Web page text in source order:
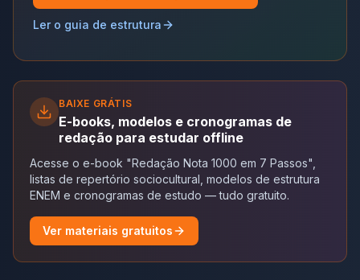
Ler o guia de estrutura
BAIXE GRÁTIS
E-books, modelos e cronogramas de
redação para estudar offline
Acesse o e-book "Redação Nota 1000 em 7 Passos",
listas de repertório sociocultural, modelos de estrutura
ENEM e cronogramas de estudo — tudo gratuito.
Ver materiais gratuitos